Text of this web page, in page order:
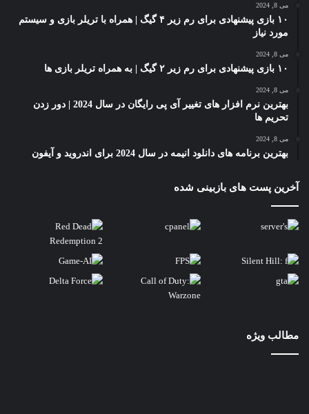
می 8, 2024
۱۰ بازی پیشنهادی برای رم زیر ۴ گیگ | همراه با تریلر بازی و سیستم
مورد نیاز
می 8, 2024
۱۰ بازی پیشنهادی برای رم زیر ۲ گیگ | به همراه تریلر بازی ها
می 8, 2024
بهترین نرم افزار های تغییر آی پی رایگان در سال 2024 | دور زدن
تحریم ها
می 8, 2024
بهترین برنامه های دانلود انیمه در سال 2024 برای اندروید و آیفون
آخرین پست های بازبینی شده
مطالب ویژه